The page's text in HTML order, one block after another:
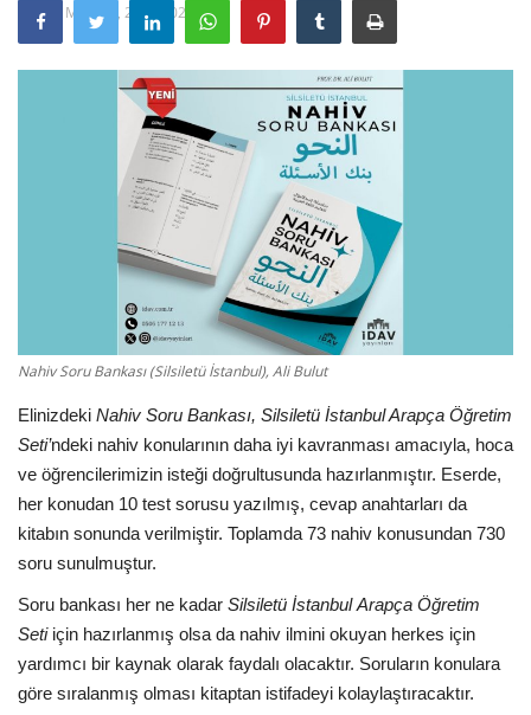
Eserler
Mart 13, 2024 - 02:11
Nahiv Soru Bankası (Silsiletü İstanbul), Ali Bulut
Elinizdeki Nahiv Soru Bankası, Silsiletü İstanbul Arapça Öğretim
Seti’ndeki nahiv konularının daha iyi kavranması amacıyla, hoca
ve öğrencilerimizin isteği doğrultusunda hazırlanmıştır. Eserde,
her konudan 10 test sorusu yazılmış, cevap anahtarları da
kitabın sonunda verilmiştir. Toplamda 73 nahiv konusundan 730
soru sunulmuştur.
Soru bankası her ne kadar Silsiletü İstanbul Arapça Öğretim
Setiiçin hazırlanmış olsa da nahiv ilmini okuyan herkes için
yardımcı bir kaynak olarak faydalı olacaktır. Soruların konulara
göre sıralanmış olması kitaptan istifadeyi kolaylaştıracaktır.